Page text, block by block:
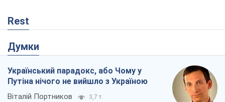
Rest
Думки
Український парадокс, або Чому у
Путіна нічого не вийшло з Україною
Віталій Портников 3,7 т.